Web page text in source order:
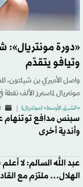
«دورة مونتريال»:
وتيافو يتقدّم
واصل الأميركي بن شيلتون،
مونتريال لماسترز الألف نقطة
«الشرق الأوسط» (مونتريال)
سبنس مدافع توتنهام
وأندية أخرى
عبد الله السالم: لا
الهلال… ملتزم مع